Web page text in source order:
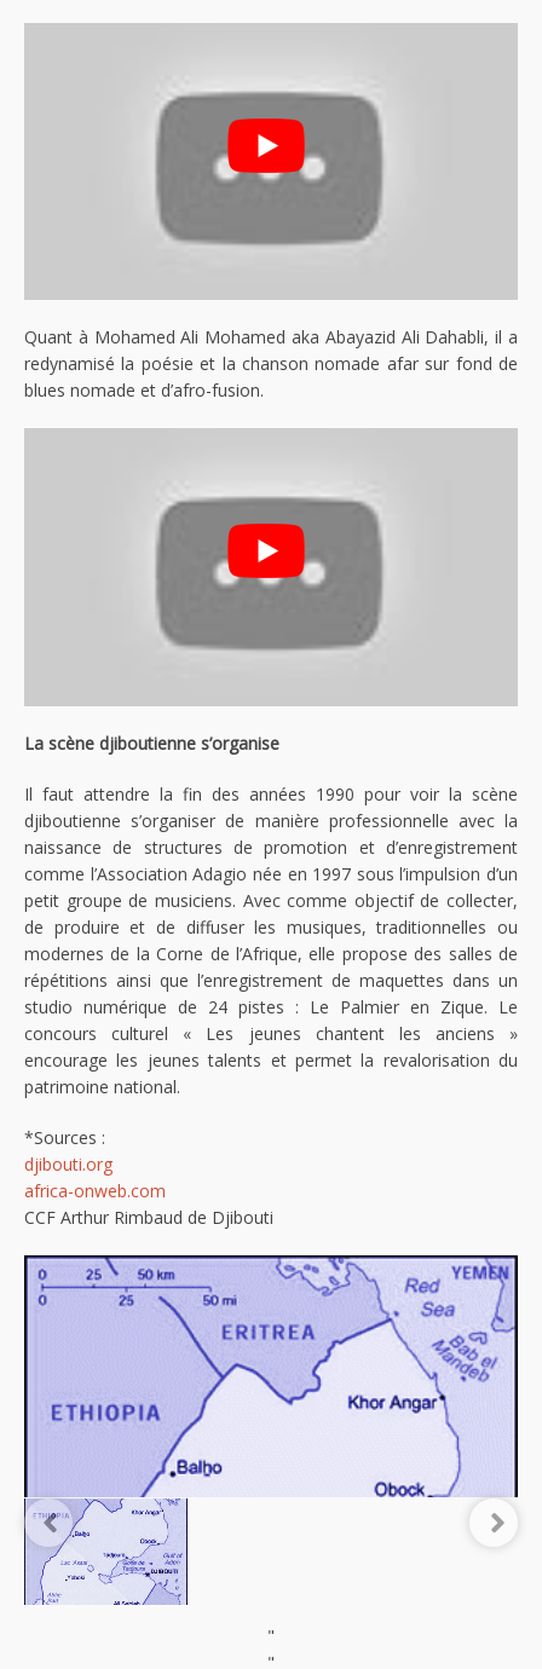
Quant à Mohamed Ali Mohamed aka Abayazid Ali Dahabli, il a
redynamisé la poésie et la chanson nomade afar sur fond de
blues nomade et d’afro-fusion.
La scène djiboutienne s’organise
Il faut attendre la fin des années 1990 pour voir la scène
djiboutienne s’organiser de manière professionnelle avec la
naissance de structures de promotion et d’enregistrement
comme l’Association Adagio née en 1997 sous l’impulsion d’un
petit groupe de musiciens. Avec comme objectif de collecter,
de produire et de diffuser les musiques, traditionnelles ou
modernes de la Corne de l’Afrique, elle propose des salles de
répétitions ainsi que l’enregistrement de maquettes dans un
studio numérique de 24 pistes : Le Palmier en Zique. Le
concours culturel « Les jeunes chantent les anciens »
encourage les jeunes talents et permet la revalorisation du
patrimoine national.
*Sources :
djibouti.org
africa-onweb.com
CCF Arthur Rimbaud de Djibouti
"
"